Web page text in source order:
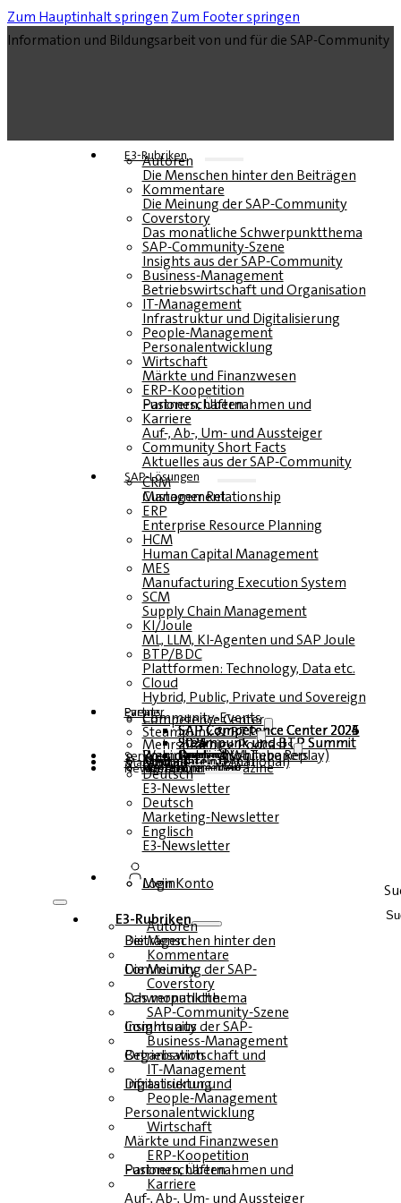
Zum Hauptinhalt springen Zum Footer springen
Information und Bildungsarbeit von und für die SAP-Community
E3-Rubriken
Autoren
Die Menschen hinter den Beiträgen
Kommentare
Die Meinung der SAP-Community
Coverstory
Das monatliche Schwerpunktthema
SAP-Community-Szene
Insights aus der SAP-Community
Business-Management
Betriebswirtschaft und Organisation
IT-Management
Infrastruktur und Digitalisierung
People-Management
Personalentwicklung
Wirtschaft
Märkte und Finanzwesen
ERP-Koopetition
Fusionen, Übernahmen und Partnerschaften
Karriere
Auf-, Ab-, Um- und Aussteiger
Community Short Facts
Aktuelles aus der SAP-Community
SAP-Lösungen
CRM
Customer Relationship Management
ERP
Enterprise Resource Planning
HCM
Human Capital Management
MES
Manufacturing Execution System
SCM
Supply Chain Management
KI/Joule
ML, LLM, KI-Agenten und SAP Joule
BTP/BDC
Plattformen: Technology, Data etc.
Cloud
Hybrid, Public, Private und Sovereign
Partner
EventsCommunity-Events
Competence Center
SAP Competence Center 2026
SAP Competence Center 2025
SAP Competence Center 2024
SAP Competence Center 2023
Steampunk & BTP
Steampunk und BTP Summit 2026
Steampunk und BTP Summit 2025
Steampunk und BTP Summit 2024
Mehrsprachige Podcasts
Deutsch
Englisch
Spanisch
Französisch
Roundtables (YouTube Replay)
Webinare und Whitepapers
Service
Formulare
Kontakt
Mediadaten DACH
Media Kit (International)
Magazin
hier abonnieren
für Abonnenten
kostenfreie Magazine
Newsletter
Deutsch
E3-Newsletter
Deutsch
Marketing-Newsletter
Englisch
E3-Newsletter
Login
Mein Konto
E3-Rubriken
Autoren
Die Menschen hinter den Beiträgen
Kommentare
Die Meinung der SAP-Community
Coverstory
Das monatliche Schwerpunktthema
SAP-Community-Szene
Insights aus der SAP-Community
Business-Management
Betriebswirtschaft und Organisation
IT-Management
Infrastruktur und Digitalisierung
People-Management
Personalentwicklung
Wirtschaft
Märkte und Finanzwesen
ERP-Koopetition
Fusionen, Übernahmen und Partnerschaften
Karriere
Auf-, Ab-, Um- und Aussteiger